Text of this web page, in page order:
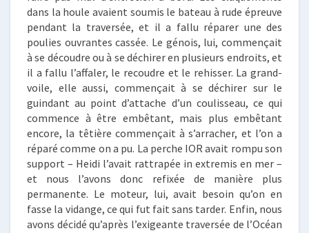
dans la houle avaient soumis le bateau à rude épreuve
pendant la traversée, et il a fallu réparer une des
poulies ouvrantes cassée. Le génois, lui, commençait
à se découdre ou à se déchirer en plusieurs endroits, et
il a fallu l’affaler, le recoudre et le rehisser. La grand-
voile, elle aussi, commençait à se déchirer sur le
guindant au point d’attache d’un coulisseau, ce qui
commence à être embêtant, mais plus embêtant
encore, la têtière commençait à s’arracher, et l’on a
réparé comme on a pu. La perche IOR avait rompu son
support – Heidi l’avait rattrapée in extremis en mer –
et nous l’avons donc refixée de manière plus
permanente. Le moteur, lui, avait besoin qu’on en
fasse la vidange, ce qui fut fait sans tarder. Enfin, nous
avons décidé qu’après l’exigeante traversée de l’Océan